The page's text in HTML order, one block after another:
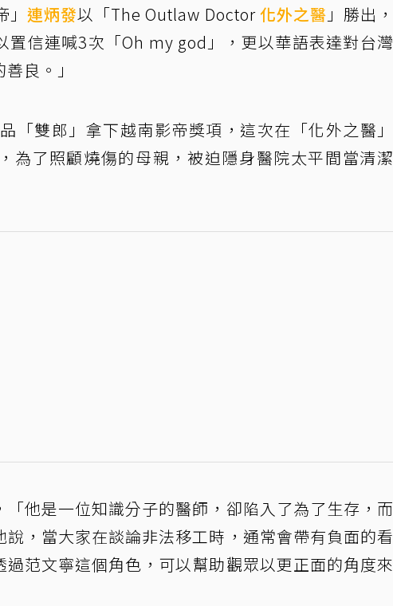
」連炳發以「The Outlaw Doctor化外之醫 」勝出，
置信連喊3次「Oh my god」，更以華語表達對台灣
良。」
「雙郎」拿下越南影帝獎項，這次在「化外之醫」
為了照顧燒傷的母親，被迫隱身醫院太平間當清潔
他是一位知識分子的醫師，卻陷入了為了生存，而
，當大家在談論非法移工時，通常會帶有負面的看
范文寧這個角色，可以幫助觀眾以更正面的角度來